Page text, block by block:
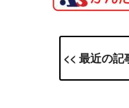
<< 最近の記